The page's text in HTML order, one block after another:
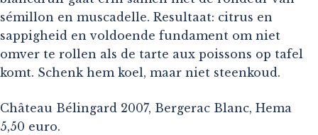
sémillon en muscadelle. Resultaat: citrus en
sappigheid en voldoende fundament om niet
omver te rollen als de tarte aux poissons op tafel
komt. Schenk hem koel, maar niet steenkoud.
Château Bélingard 2007, Bergerac Blanc, Hema
5,50 euro.